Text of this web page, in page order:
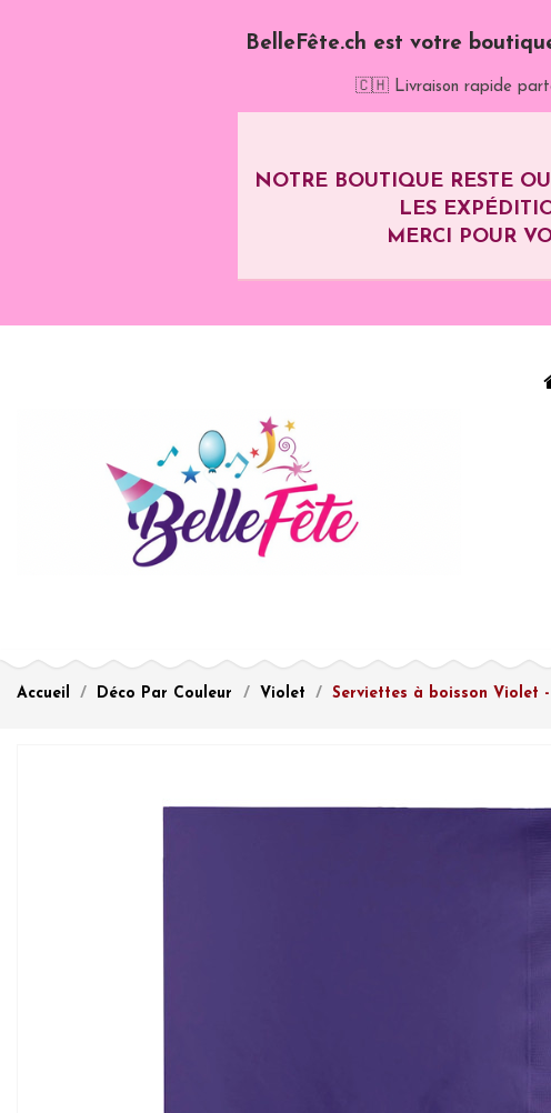
BelleFête.ch est votre
🇨🇭 Livraison rapide
NOTRE BOUTIQUE RESTE
LES
MERCI POUR
Accueil Déco Par Couleur Violet Serviettes à boisson Violet -